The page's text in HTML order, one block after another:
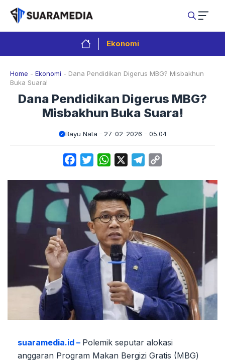
Langsung
isi
Ekonomi
Home - Ekonomi - Dana Pendidikan Digerus MBG? Misbakhun
Buka Suara!
Dana Pendidikan Digerus MBG?
Misbakhun Buka Suara!
Bayu Nata 27-02-2026 - 05.04
FacebookTwitterWhatsApp Telegram
suaramedia.id – Polemik seputar alokasi
anggaran Program Makan Bergizi Gratis (MBG)